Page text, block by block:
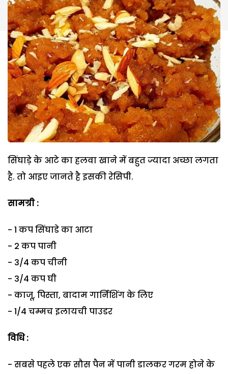
सिंघाड़े के आटे का हलवा खाने में बहुत ज्यादा अच्छा लगता
है. तो आइए जानते है इसकी रेसिपी.
सामग्री :
- 1 कप सिंघाडे का आटा
- 2 कप पानी
- 3/4 कप चीनी
- 3/4 कप घी
- काजू, पिस्ता, बादाम गार्निशिंग के लिए
- 1/4 चम्मच इलायची पाउडर
विधि :
- सबसे पहले एक सौस पैन में पानी डालकर गरम होने के